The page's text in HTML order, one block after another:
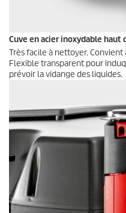
Cuve en acier inoxydable haut
Très facile à nettoyer.
Flexible transparent pour
prévoir la vidange des liquides.